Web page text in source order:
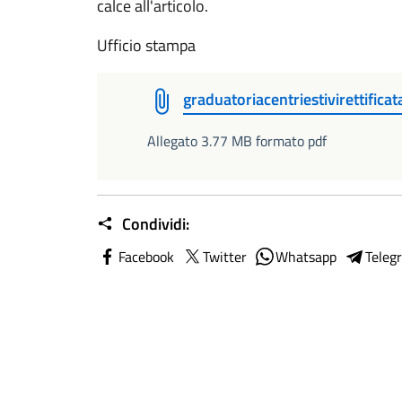
calce all'articolo.
Ufficio stampa
Allegato 3.77 MB formato pdf
Condividi:
Facebook Twitter Whatsapp